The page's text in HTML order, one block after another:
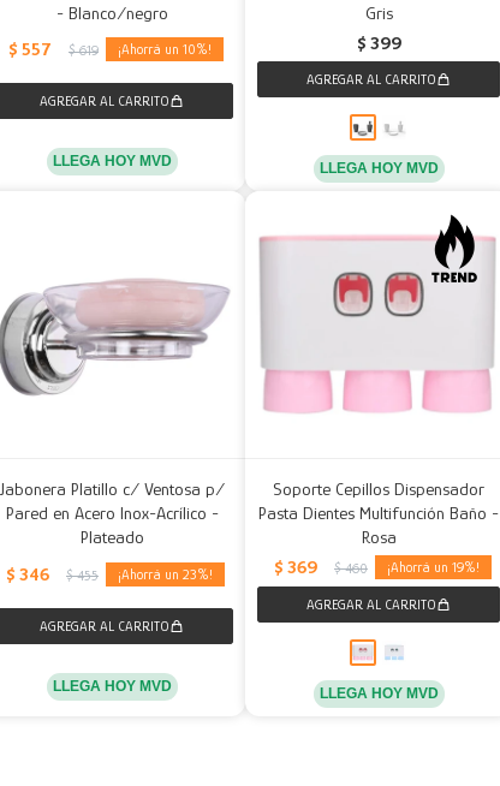
- Blanco/negro
$ 557 $ 619 10
LLEGA HOY MVD
Gris
$ 399
LLEGA HOY MVD
Jabonera Platillo c/ Ventosa p/
Pared en Acero Inox-Acrílico -
Plateado
$ 346 $ 455 23
LLEGA HOY MVD
Soporte Cepillos Dispensador
Pasta Dientes Multifunción Baño -
Rosa
$ 369 $ 460 19
LLEGA HOY MVD